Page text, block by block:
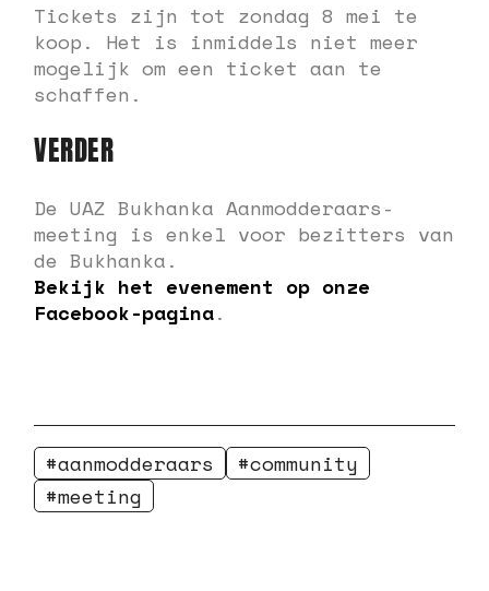
Tickets zijn tot zondag 8 mei te
koop. Het is inmiddels niet meer
mogelijk om een ticket aan te
schaffen.
VERDER
De UAZ Bukhanka Aanmodderaars-
meeting is enkel voor bezitters van
de Bukhanka.
Bekijk het evenement op onze
Facebook-pagina.
aanmodderaars
community
meeting